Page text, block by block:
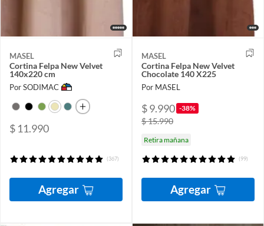
MASEL
Cortina Felpa New Velvet
140x220 cm
Por SODIMAC
$ 11.990
(367)
Agregar
MASEL
Cortina Felpa New Velvet
Chocolate 140 X225
Por MASEL
$ 9.990 -38%
$ 15.990
Retira mañana
(99)
Agregar